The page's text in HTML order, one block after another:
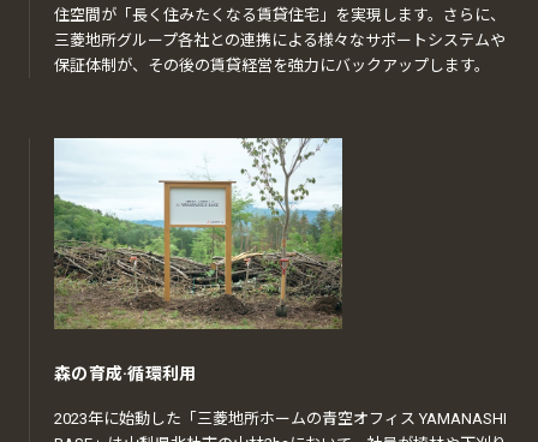
住空間が「長く住みたくなる賃貸住宅」を実現します。さらに、
三菱地所グループ各社との連携による様々なサポートシステムや
保証体制が、その後の賃貸経営を強力にバックアップします。
森の育成·循環利用
2023年に始動した「三菱地所ホームの青空オフィス YAMANASHI